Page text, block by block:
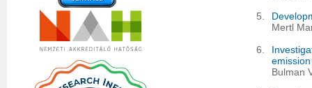
5.
Mertl
6.
emission
Bulman